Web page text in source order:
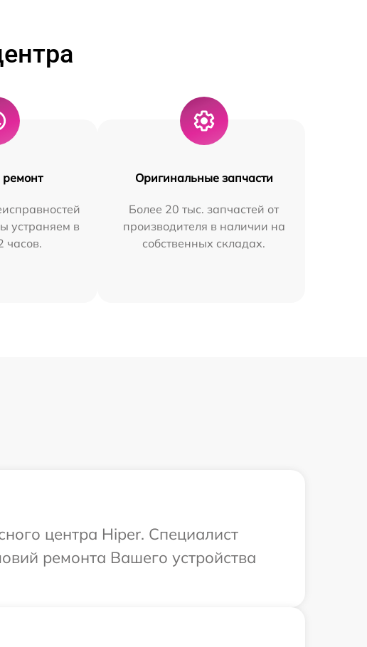
устраняем в
часов.
Оригинальные запчасти
Более 20 тыс. запчастей от
производителя в наличии на
собственных складах.
центра Hiper. Специалист
ремонта Вашего устройства